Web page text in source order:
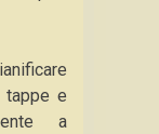
tappe e
a